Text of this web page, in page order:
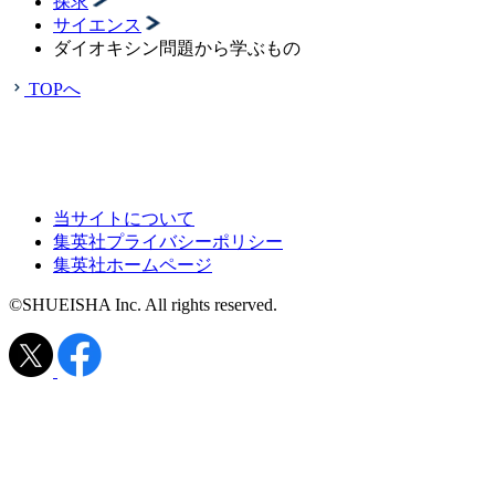
サイエンス
ダイオキシン問題から学ぶもの
TOPへ
当サイトについて
集英社プライバシーポリシー
集英社ホームページ
©SHUEISHA Inc. All rights reserved.